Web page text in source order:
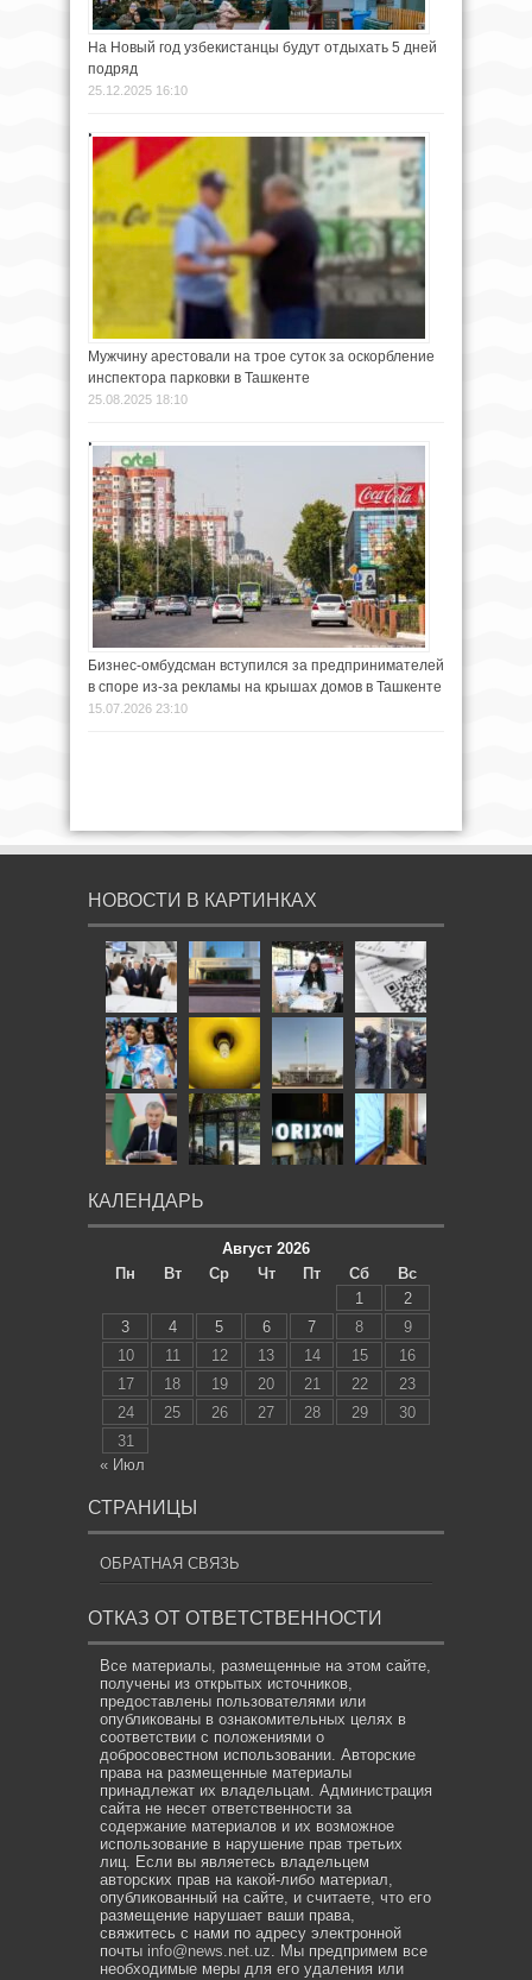
На Новый год узбекистанцы будут отдыхать 5 дней
подряд
25.12.2025 16:10
Мужчину арестовали на трое суток за оскорбление
инспектора парковки в Ташкенте
25.08.2025 18:10
Бизнес-омбудсман вступился за предпринимателей
в споре из-за рекламы на крышах домов в Ташкенте
15.07.2026 23:10
НОВОСТИ В КАРТИНКАХ
КАЛЕНДАРЬ
Август 2026
Пн
Вт Ср Чт Пт Сб
Вс
1
2
3
4 5 6 7 8
9
10
11 12 13 14 15
16
17
18 19 20 21 22
23
24
25 26 27 28 29
30
31
« Июл
СТРАНИЦЫ
ОБРАТНАЯ СВЯЗЬ
ОТКАЗ ОТ ОТВЕТСТВЕННОСТИ
Все материалы, размещенные на этом сайте,
получены из открытых источников,
предоставлены пользователями или
опубликованы в ознакомительных целях в
соответствии с положениями о
добросовестном использовании. Авторские
права на размещенные материалы
принадлежат их владельцам. Администрация
сайта не несет ответственности за
содержание материалов и их возможное
использование в нарушение прав третьих
лиц. Если вы являетесь владельцем
авторских прав на какой-либо материал,
опубликованный на сайте, и считаете, что его
размещение нарушает ваши права,
свяжитесь с нами по адресу электронной
почты info@news.net.uz. Мы предпримем все
необходимые меры для его удаления или